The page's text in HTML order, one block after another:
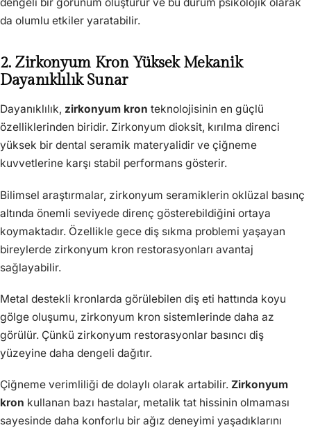
da olumlu etkiler yaratabilir.
2. Zirkonyum Kron Yüksek Mekanik
Dayanıklılık Sunar
Dayanıklılık, zirkonyum kron teknolojisinin en güçlü
özelliklerinden biridir. Zirkonyum dioksit, kırılma direnci
yüksek bir dental seramik materyalidir ve çiğneme
kuvvetlerine karşı stabil performans gösterir.
Bilimsel araştırmalar, zirkonyum seramiklerin oklüzal basınç
altında önemli seviyede direnç gösterebildiğini ortaya
koymaktadır. Özellikle gece diş sıkma problemi yaşayan
bireylerde zirkonyum kron restorasyonları avantaj
sağlayabilir.
Metal destekli kronlarda görülebilen diş eti hattında koyu
gölge oluşumu, zirkonyum kron sistemlerinde daha az
görülür. Çünkü zirkonyum restorasyonlar basıncı diş
yüzeyine daha dengeli dağıtır.
Çiğneme verimliliği de dolaylı olarak artabilir. Zirkonyum
kron kullanan bazı hastalar, metalik tat hissinin olmaması
sayesinde daha konforlu bir ağız deneyimi yaşadıklarını